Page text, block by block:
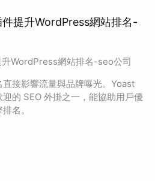
提升WordPress網站排名-
WordPress網站排名-seo公司
接影響流量與品牌曝光。Yoast
的 SEO 外掛之一，能協助用戶優
名。